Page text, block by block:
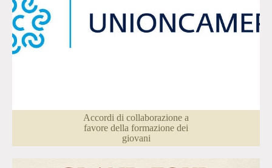
Accordi di collaborazione a
favore della formazione dei
giovani